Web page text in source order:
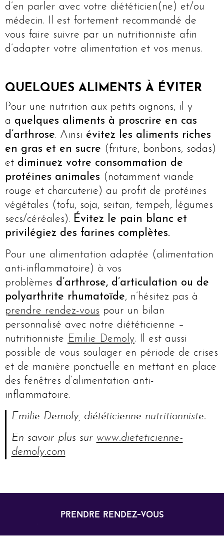
d’en parler avec votre diététicien(ne) et/ou
médecin. Il est fortement recommandé de
vous faire suivre par un nutritionniste afin
d’adapter votre alimentation et vos menus.
QUELQUES ALIMENTS À ÉVITER
Pour une nutrition aux petits oignons, il y
a quelques aliments à proscrire en cas
d’arthrose. Ainsi évitez les aliments riches
en gras et en sucre (friture, bonbons, sodas)
et diminuez votre consommation de
protéines animales (notamment viande
rouge et charcuterie) au profit de protéines
végétales (tofu, soja, seitan, tempeh, légumes
secs/céréales). Évitez le pain blanc et
privilégiez des farines complètes.
Pour une alimentation adaptée (alimentation
anti-inflammatoire) à vos
problèmes d’arthrose, d’articulation ou de
polyarthrite rhumatoïde, n’hésitez pas à
prendre rendez-vous pour un bilan
personnalisé avec notre diététicienne –
nutritionniste Emilie Demoly. Il est aussi
possible de vous soulager en période de crises
et de manière ponctuelle en mettant en place
des fenêtres d’alimentation anti-
inflammatoire.
Emilie Demoly, diététicienne-nutritionniste.
En savoir plus sur www.dieteticienne-
demoly.com
prendre rendez-vous